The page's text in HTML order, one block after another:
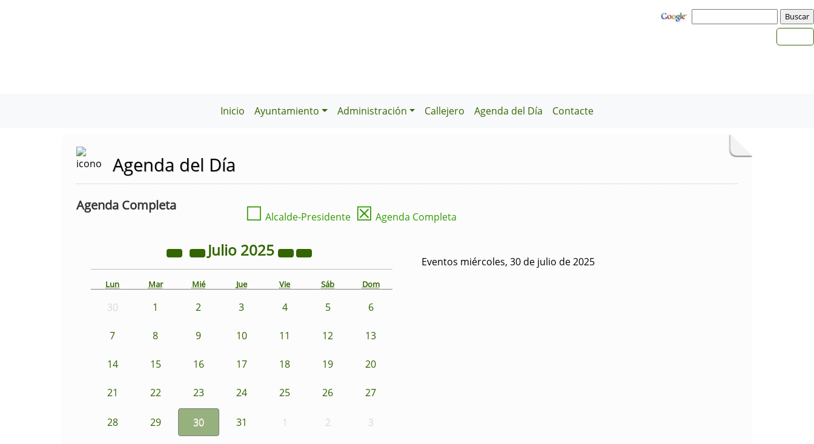
Inicio Ayuntamiento Administración Callejero Agenda del Día Contacte
Agenda del Día
Agenda Completa ☐ Alcalde-Presidente ☒ Agenda Completa
Julio 2025
Lun Mar Mié Jue Vie Sáb Dom
30 1 2 3 4 5 6
7 8 9 10 11 12 13
14 15 16 17 18 19 20
21 22 23 24 25 26 27
28 29 30 31 1 2 3
Eventos miércoles, 30 de julio de 2025